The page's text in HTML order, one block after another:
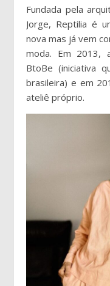
Fundada pela
Jorge, Reptilia é
nova mas já vem
moda. Em 2013,
BtoBe (iniciativa
brasileira) e em
ateliê próprio.